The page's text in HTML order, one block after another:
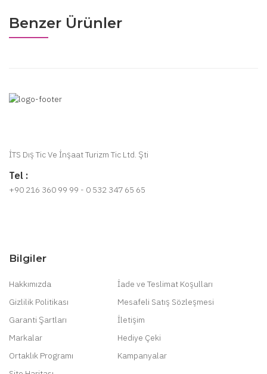
Benzer Ürünler
İTS Dış Tic Ve İnşaat Turizm Tic Ltd. Şti
Tel :
+90 216 360 99 99 - 0 532 347 65 65
Bilgiler
Hakkımızda
İade ve Teslimat Koşulları
Gizlilik Politikası
Mesafeli Satış Sözleşmesi
Garanti Şartları
İletişim
Markalar
Hediye Çeki
Ortaklık Programı
Kampanyalar